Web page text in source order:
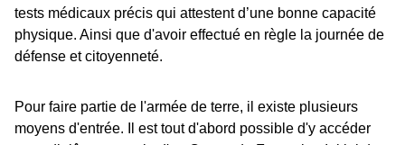
tests médicaux précis qui attestent d’une bonne capacité
physique. Ainsi que d'avoir effectué en règle la journée de
défense et citoyenneté.
Pour faire partie de l'armée de terre, il existe plusieurs
moyens d'entrée. Il est tout d'abord possible d'y accéder